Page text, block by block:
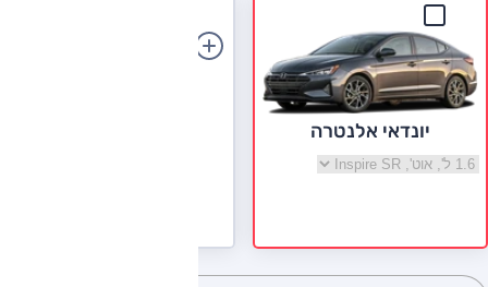
יונדאי אלנטרה
בחר גרסה יונדאי אלנטרה